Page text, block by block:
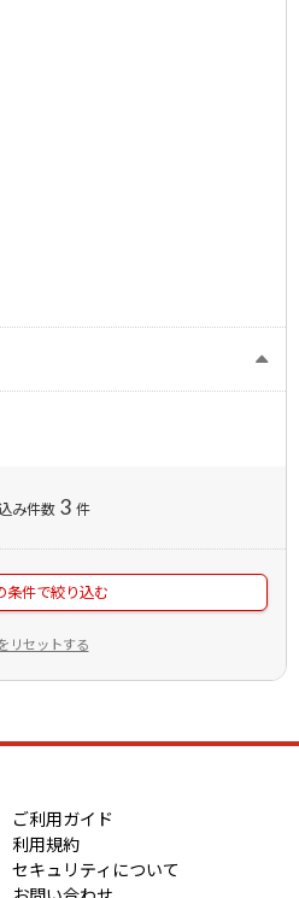
み件数 3 件
条件で絞り込む
リセットする
ご利用ガイド
利用規約
セキュリティについて